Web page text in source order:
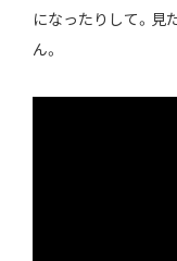
になったりして。見
ん。